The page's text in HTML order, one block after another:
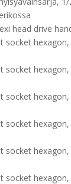
head drive
socket
socket
socket
socket
socket
socket